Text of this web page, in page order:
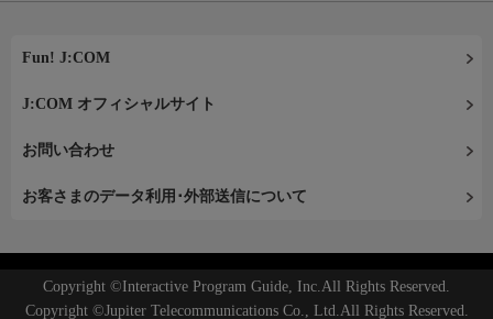
Fun! J:COM
J:COM オフィシャルサイト
お問い合わせ
お客さまのデータ利用･外部送信について
Copyright ©Interactive Program Guide, Inc.All Rights Reserved.
Copyright ©Jupiter Telecommunications Co., Ltd.All Rights Reserved.